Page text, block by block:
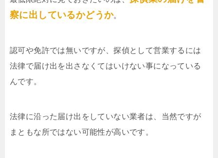
察に出しているかどうか。
認可や免許では無いですが、探偵として営業するには
法律で届け出を出さなくてはいけない事になっている
んです。
法律に沿った届け出をしていない業者は、当然ですが
まともな所ではない可能性が高いです。